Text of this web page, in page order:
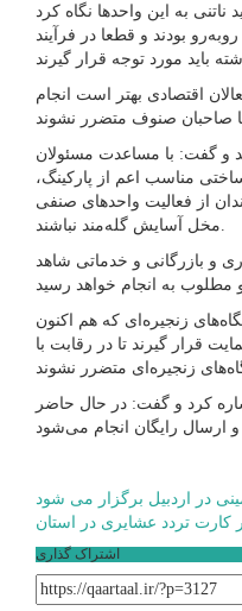
به این واحدها نگاه کرد
تعطیلی روبه‌رو بودند و قطعا در فرآیند
اقتصادی بهتر است انجام
و گفت: با مساعدت مسئولان
مناسب اعم از پارکینگ،
از فعالیت واحدهای صنفی
مخل آسایش گله‌مند نباشند.
و بازرگانی و خدماتی شاهد
زنجیره‌ای که هم اکنون
قرار گیرند تا در رقابت با
کرد و گفت: در حال حاضر
راهبری
نوشته
در اردبیل برگزار می شود
کارت تردد عشایری در استان
اشتراک گذاری